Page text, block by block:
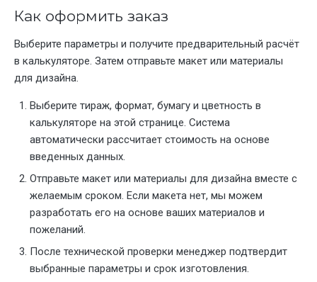
Как оформить заказ
Выберите параметры и получите предварительный расчёт
в калькуляторе. Затем отправьте макет или материалы
для дизайна.
Выберите тираж, формат, бумагу и цветность в
калькуляторе на этой странице. Система
автоматически рассчитает стоимость на основе
введенных данных.
Отправьте макет или материалы для дизайна вместе с
желаемым сроком. Если макета нет, мы можем
разработать его на основе ваших материалов и
пожеланий.
После технической проверки менеджер подтвердит
выбранные параметры и срок изготовления.